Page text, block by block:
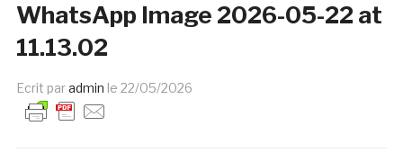
WhatsApp Image 2026-05-22 at
11.13.02
Ecrit paradmin le 22/05/2026